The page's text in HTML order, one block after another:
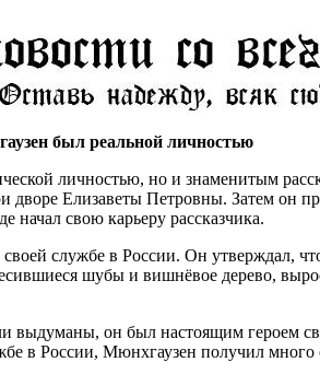
был реальной личностью
личностью, но и знаменитым
Елизаветы Петровны. Затем он
начал свою карьеру рассказчика.
службе в России. Он утверждал,
шубы и вишнёвое дерево,
он был настоящим героем
в России, Мюнхгаузен получил